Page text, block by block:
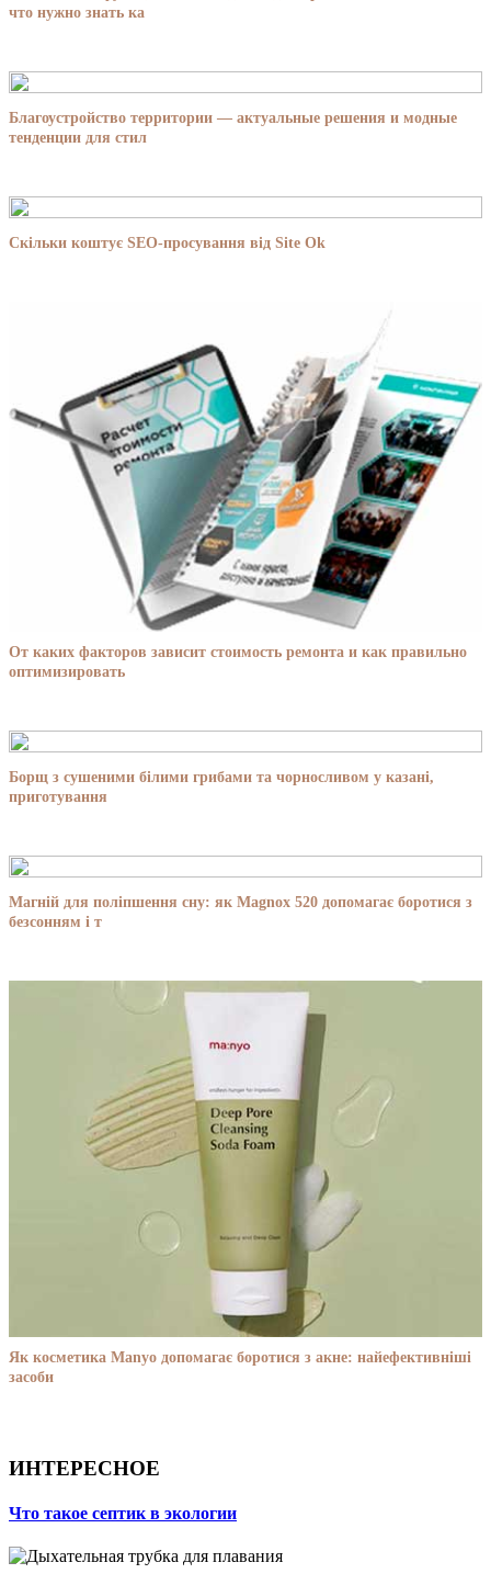
что нужно знать ка
Благоустройство территории — актуальные решения и модные
тенденции для стил
Скільки коштує SEO-просування від Site Ok
От каких факторов зависит стоимость ремонта и как правильно
оптимизировать
Борщ з сушеними білими грибами та чорносливом у казані,
приготування
Магній для поліпшення сну: як Magnox 520 допомагає боротися з
безсонням і т
Як косметика Manyo допомагає боротися з акне: найефективніші
засоби
ИНТЕРЕСНОЕ
Что такое септик в экологии